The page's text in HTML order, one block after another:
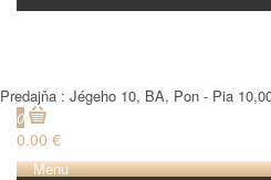
Predajňa : Jégeho 10, BA, Pon - Pia
0
0.00 €
Menu